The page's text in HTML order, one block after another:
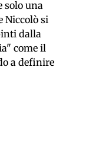
solo una
Niccolò si
dalla
come il
a definire